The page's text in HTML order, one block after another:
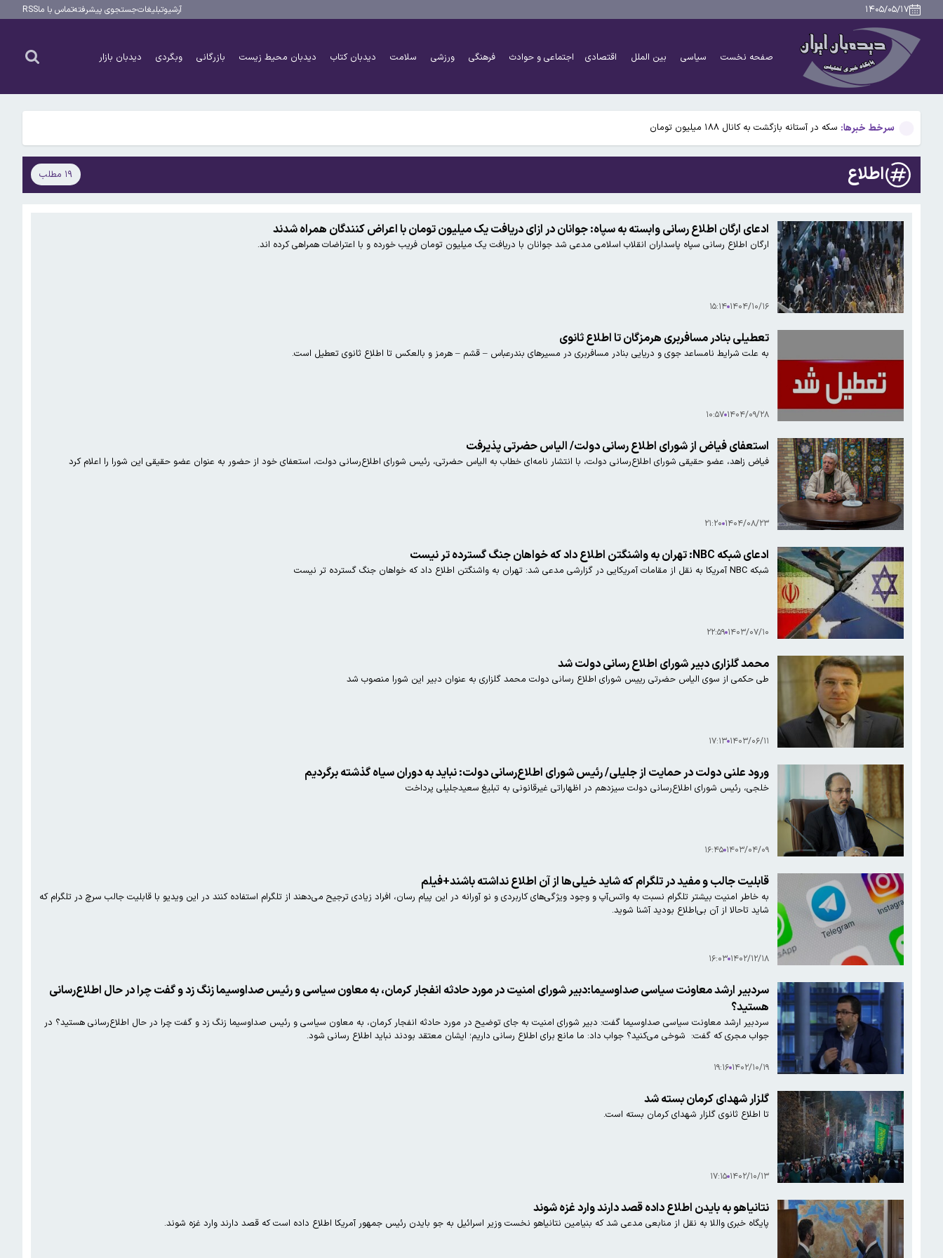
۱۴۰۵/۰۵/۱۷ آرشیوتبلیغاتجستجوی پیشرفتهتماس با ماRSS
صفحه نخست سیاسی بین الملل اقتصادی اجتماعی و حوادث فرهنگی ورزشی سلامت دیدبان کتاب دیدبان محیط زیست بازرگانی وبگردی دیدبان بازار
سرخط خبرها:
۹۴۵ هزار فقره تخلف موتورسواران در تهران
استارلینک اروپایی چه زمان وارد بازار می‌شود؟
ذوالقدر: تا آمریکا رفتارش را تصحیح نکند، تنگه هرمز باز نخواهد شد
سکه در آستانه بازگشت به کانال ۱۸۸ میلیون تومان
علت اصلی آلودگی هوای تهران در روزهای اخیر چه بود؟
استارلینک اروپایی چه زمان وارد بازار می‌شود؟
ذوالقدر: تا آمریکا رفتارش را تصحیح نکند، تنگه هرمز باز نخواهد شد
اطلاع ۱۹ مطلب
ادعای ارگان اطلاع رسانی وابسته به سپاه: جوانان در ازای دریافت یک میلیون تومان با اعراض کنندگان همراه شدند
ارگان اطلاع رسانی سپاه پاسداران انقلاب اسلامی مدعی شد جوانان با دریافت یک میلیون تومان فریب خورده و با اعتراضات همراهی کرده اند.
۱۴۰۴/۱۰/۱۶ ۱۵:۱۴
تعطیلی بنادر مسافربری هرمزگان تا اطلاع ثانوی
به علت شرایط نامساعد جوی و دریایی بنادر مسافربری در مسیرهای بندرعباس – قشم – هرمز و بالعکس تا اطلاع ثانوی تعطیل است.
۱۴۰۴/۰۹/۲۸ ۱۰:۵۷
استعفای فیاض از شورای اطلاع رسانی دولت/ الیاس حضرتی پذیرفت
فیاض زاهد، عضو حقیقی شورای اطلاع‌رسانی دولت، با انتشار نامه‌ای خطاب به الیاس حضرتی، رئیس شورای اطلاع‌رسانی دولت، استعفای خود از حضور به عنوان عضو حقیقی این شورا را اعلام کرد
۱۴۰۴/۰۸/۲۳ ۲۱:۲۰
ادعای شبکه NBC: تهران به واشنگتن اطلاع داد که خواهان جنگ گسترده تر نیست
شبکه NBC آمریکا به نقل از مقامات آمریکایی در گزارشی مدعی شد: تهران به واشنگتن اطلاع داد که خواهان جنگ گسترده تر نیست
۱۴۰۳/۰۷/۱۰ ۲۲:۵۹
محمد گلزاری دبیر شورای اطلاع رسانی دولت شد
طی حکمی از سوی الیاس حضرتی رییس شورای اطلاع رسانی دولت محمد گلزاری به عنوان دبیر این شورا منصوب شد
۱۴۰۳/۰۶/۱۱ ۱۷:۱۳
ورود علنی دولت در حمایت از جلیلی/ رئیس شورای اطلاع‌رسانی دولت: نباید به دوران سیاه گذشته برگردیم
خلجی، رئیس شورای اطلاع‌رسانی دولت سیزدهم در اظهاراتی غیرقانونی به تبلیغ سعیدجلیلی پرداخت
۱۴۰۳/۰۴/۰۹ ۱۶:۴۵
قابلیت جالب و مفید در تلگرام که شاید خیلی‌ها از آن اطلاع نداشته باشند+فیلم
به خاطر امنیت بیشتر تلگرام نسبت به واتس‌آپ و وجود ویژگی‌های کاربردی و نو آورانه در این پیام رسان، افراد زیادی ترجیح می‌دهند از تلگرام استفاده کنند در این ویدیو با قابلیت جالب سرچ در تلگرام که
شاید تاحالا از آن بی‌اطلاع بودید آشنا شوید.
۱۴۰۲/۱۲/۱۸ ۱۶:۰۳
سردبیر ارشد معاونت سیاسی صداوسیما:دبیر شورای امنیت در مورد حادثه انفجار کرمان، به معاون سیاسی و رئیس صداوسیما زنگ زد و گفت چرا در حال اطلاع‌رسانی
هستید؟
سردبیر ارشد معاونت سیاسی صداوسیما گفت: دبیر شورای امنیت به جای توضیح در مورد حادثه انفجار کرمان، به معاون سیاسی و رئیس صداوسیما زنگ زد و گفت چرا در حال اطلاع‌رسانی هستید؟ در
جواب مجری که گفت: شوخی می‌کنید؟ جواب داد: ما مانع برای اطلاع رسانی داریم؛ ایشان معتقد بودند نباید اطلاع رسانی شود.
۱۴۰۲/۱۰/۱۹ ۱۹:۱۶
گلزار شهدای کرمان بسته شد
تا اطلاع ثانوی گلزار شهدای کرمان بسته است.
۱۴۰۲/۱۰/۱۳ ۱۷:۱۵
نتانیاهو به بایدن اطلاع داده قصد دارند وارد غزه شوند
پایگاه خبری واللا به نقل از منابعی مدعی شد که بنیامین نتانیاهو نخست وزیر اسرائیل به جو بایدن رئیس جمهور آمریکا اطلاع داده است که قصد دارند وارد غزه شوند.